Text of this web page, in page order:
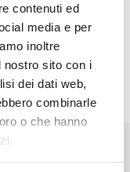
contenuti ed
media e per
inoltre
nostro sito con i
dei dati web,
combinarle
o che hanno
li>